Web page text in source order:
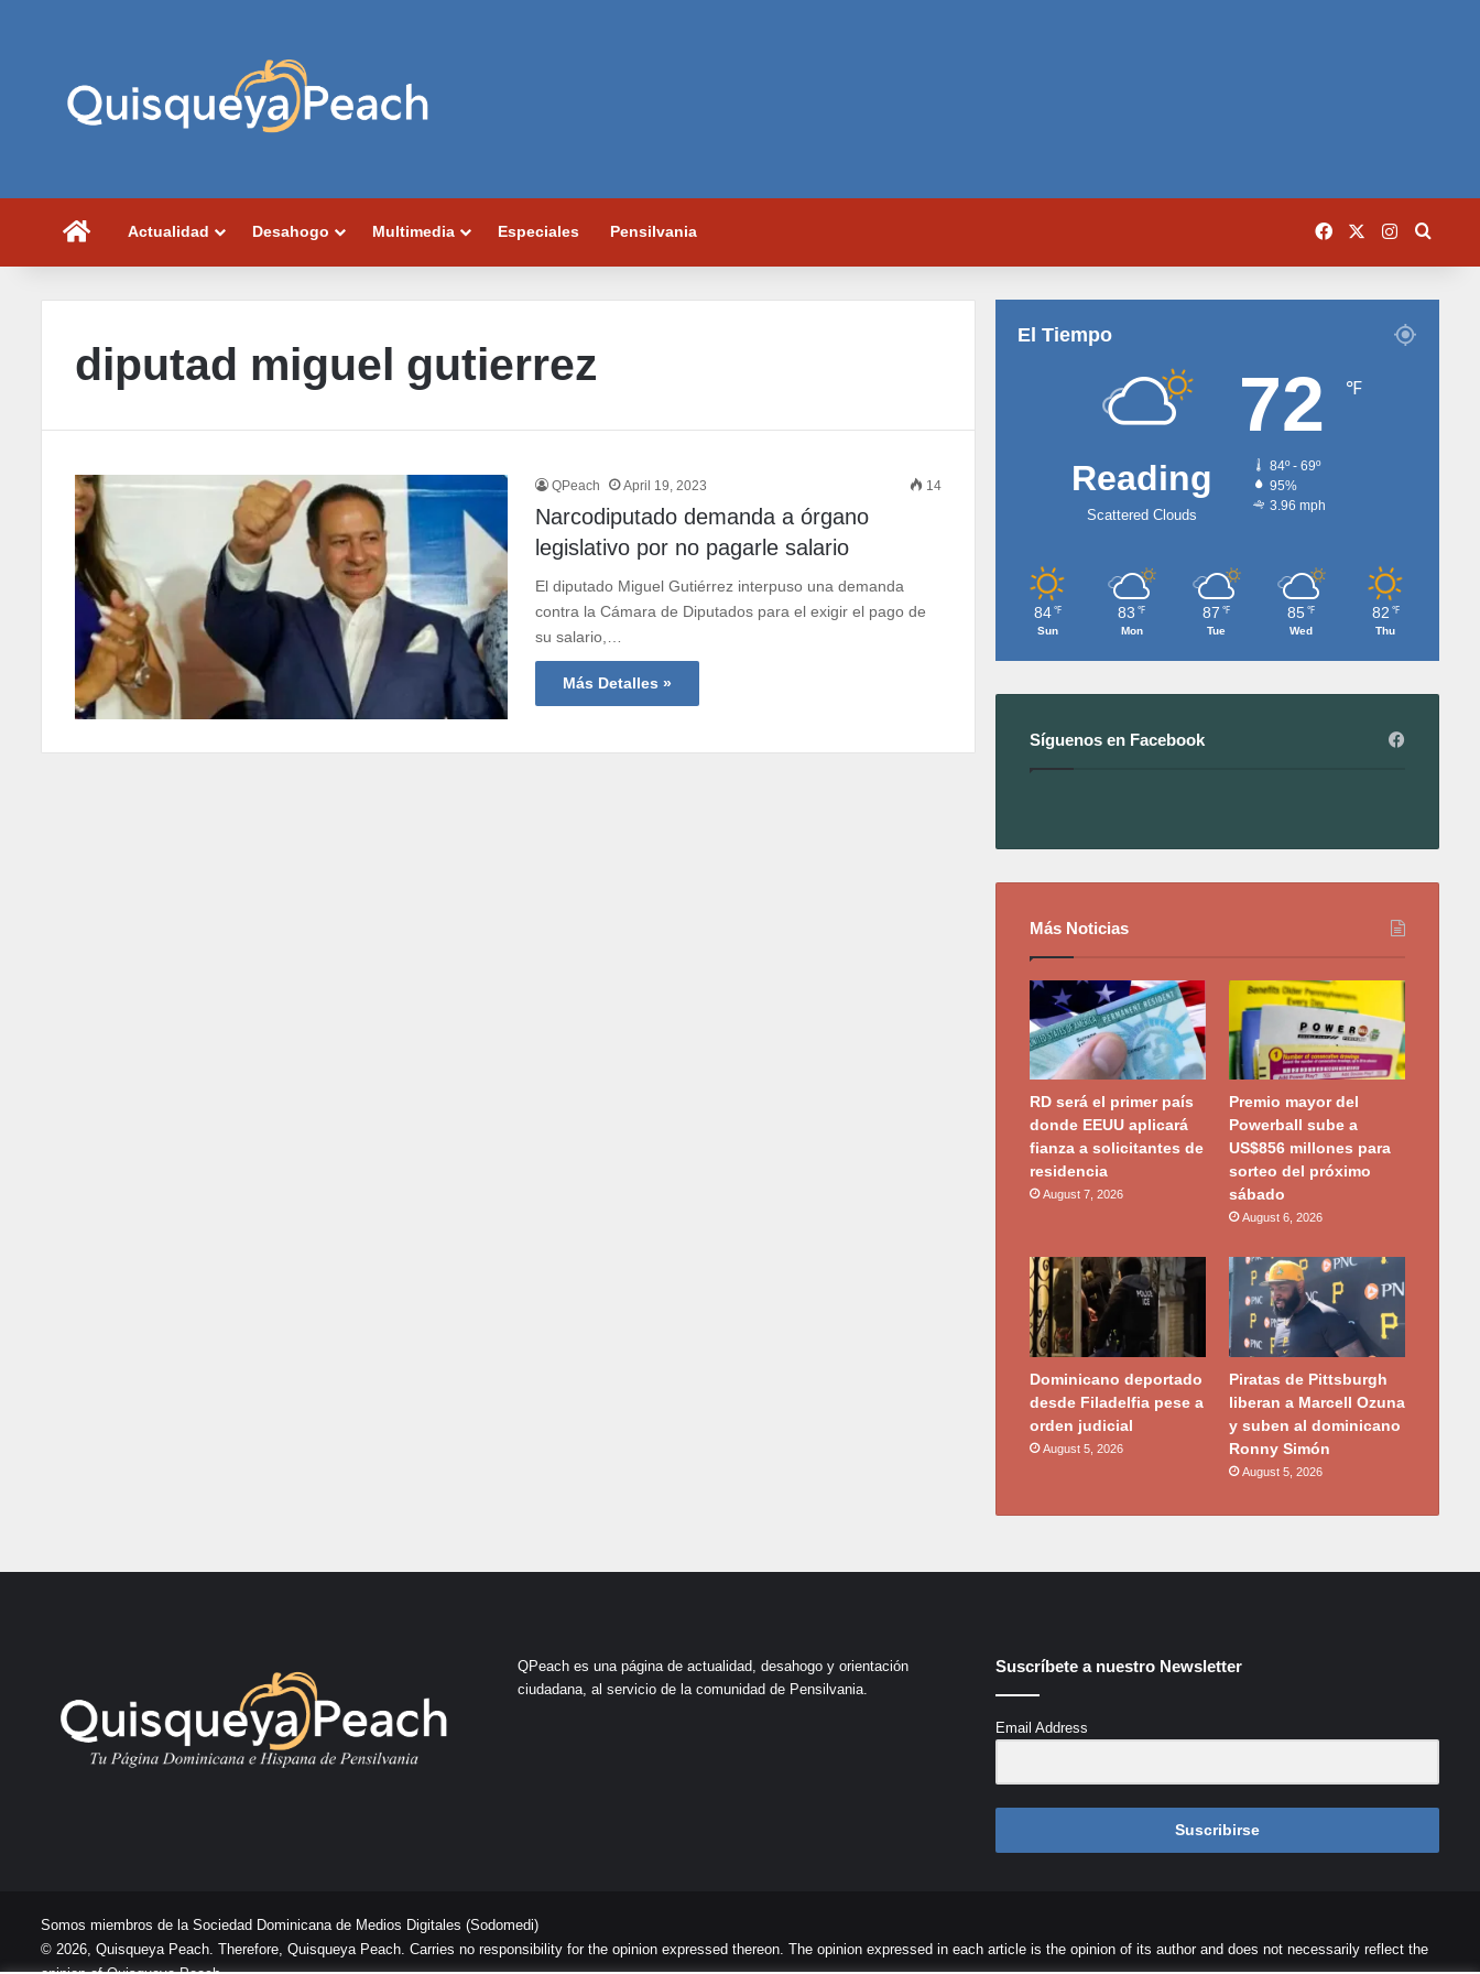
PortadaActualidad Desahogo Multimedia Especiales Pensilvania Facebook Instagram
diputad miguel gutierrez
QPeach April 19, 2023 14
Narcodiputado demanda a órgano
legislativo por no pagarle salario
El diputado Miguel Gutiérrez interpuso una demanda
contra la Cámara de Diputados para el exigir el pago de
su salario,…
Más Detalles »
El Tiempo
Reading
Scattered Clouds
72 ℉
84º - 69º
95%
3.96 mph
84 ℉
Sun
83 ℉
Mon
87 ℉
Tue
85 ℉
Wed
82 ℉
Thu
Síguenos en Facebook
Más Noticias
RD será el primer país
donde EEUU aplicará
fianza a solicitantes de
residencia
August 7, 2026
Premio mayor del
Powerball sube a
US$856 millones para
sorteo del próximo
sábado
August 6, 2026
Dominicano deportado
desde Filadelfia pese a
orden judicial
August 5, 2026
Piratas de Pittsburgh
liberan a Marcell Ozuna
y suben al dominicano
Ronny Simón
August 5, 2026
QPeach es una página de actualidad, desahogo y orientación
ciudadana, al servicio de la comunidad de Pensilvania.
Suscríbete a nuestro Newsletter
Email Address
Suscribirse
Somos miembros de la Sociedad Dominicana de Medios Digitales (Sodomedi)
© 2026, Quisqueya Peach. Therefore, Quisqueya Peach. Carries no responsibility for the opinion expressed thereon. The opinion expressed in each article is the opinion of its author and does not necessarily reflect the